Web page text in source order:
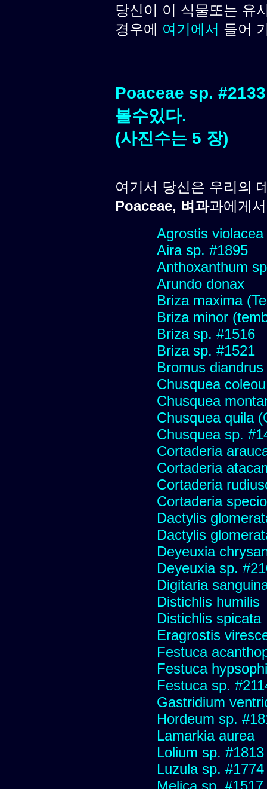
당신이 이 식물또는 유
경우에 여기에서 들어
Poaceae sp.
볼수있다.
(사진수는 5 장)
여기서 당신은 우리의
Poaceae, 벼과과에게
Agrostis violacea
Aira sp. #1895
Anthoxanthum
Arundo donax
Briza maxima
Briza minor
Briza sp. #1516
Briza sp. #1521
Bromus diandrus
Chusquea
Chusquea
Chusquea quila
Chusquea sp.
Cortaderia
Cortaderia
Cortaderia
Cortaderia
Dactylis
Dactylis
Deyeuxia
Deyeuxia sp.
Digitaria
Distichlis humilis
Distichlis spicata
Eragrostis
Festuca
Festuca
Festuca sp.
Gastridium
Hordeum sp.
Lamarkia aurea
Lolium sp. #1813
Luzula sp. #1774
Melica sp. #1517